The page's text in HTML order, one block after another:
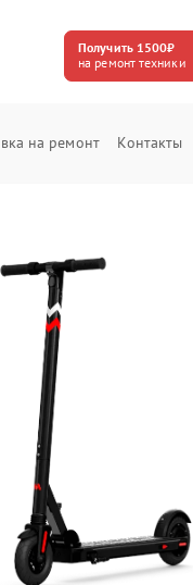
Получить 1500₽
на ремонт техники
на ремонт Контакты